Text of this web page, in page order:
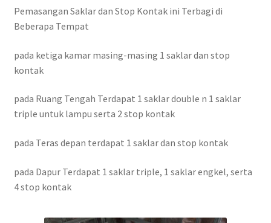
Pemasangan Saklar dan Stop Kontak ini Terbagi di
Beberapa Tempat
pada ketiga kamar masing-masing 1 saklar dan stop
kontak
pada Ruang Tengah Terdapat 1 saklar double n 1 saklar
triple untuk lampu serta 2 stop kontak
pada Teras depan terdapat 1 saklar dan stop kontak
pada Dapur Terdapat 1 saklar triple, 1 saklar engkel, serta
4 stop kontak